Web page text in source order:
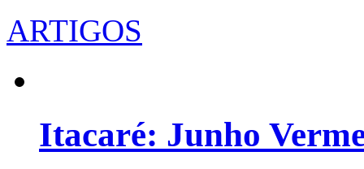
ARTIGOS
Itacaré: Junho